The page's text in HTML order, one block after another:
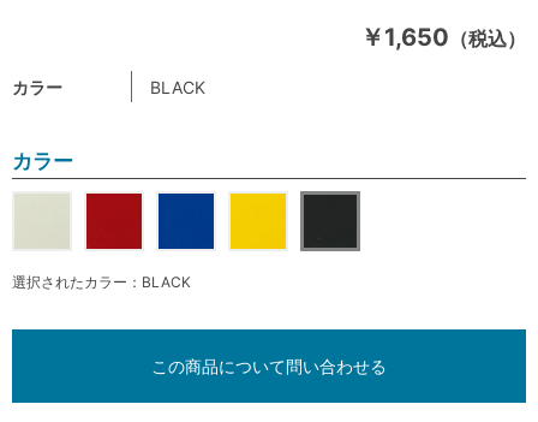
￥1,650 （税込）
カラー BLACK
カラー
選択されたカラー：BLACK
この商品について問い合わせる